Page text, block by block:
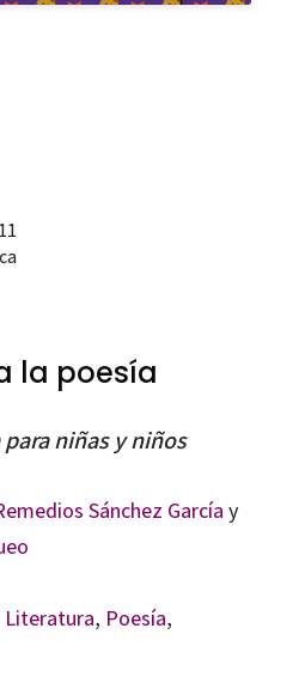
la poesía
niñas y niños
Sánchez García y
Literatura, Poesía,